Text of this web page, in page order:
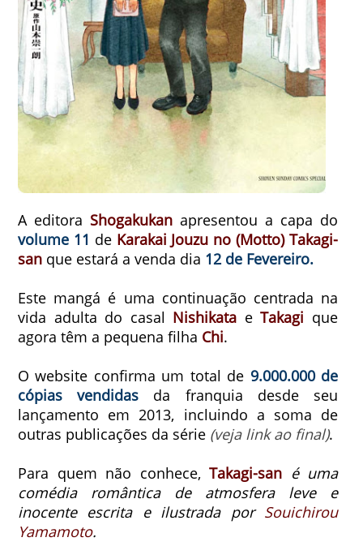
A editora Shogakukan apresentou a capa do
volume 11 de Karakai Jouzu no (Motto) Takagi-
san que estará a venda dia 12 de Fevereiro.
Este mangá é uma continuação centrada na
vida adulta do casal Nishikata eTakagi que
agora têm a pequena filha Chi.
O website confirma um total de 9.000.000 de
cópias vendidas da franquia desde seu
lançamento em 2013, incluindo a soma de
outras publicações da série (veja link ao final).
Para quem não conhece,Takagi-san é uma
comédia romântica de atmosfera leve e
inocente escrita e ilustrada por Souichirou
Yamamoto.